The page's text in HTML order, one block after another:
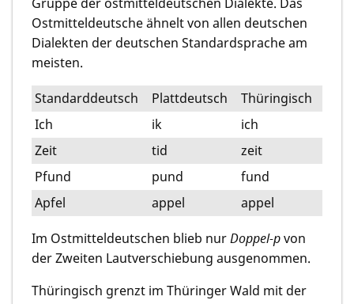
Ostmitteldeutsche ähnelt von allen deutschen
Dialekten der deutschen Standardsprache am
meisten.
Standarddeutsch Plattdeutsch
Thüringisch
Ich
ik
ich
Zeit
tid
zeit
Pfund
pund
fund
Apfel
appel appel
Im Ostmitteldeutschen blieb nurDoppel-pvon
der Zweiten Lautverschiebung ausgenommen.
Thüringisch grenzt im Thüringer Wald mit der